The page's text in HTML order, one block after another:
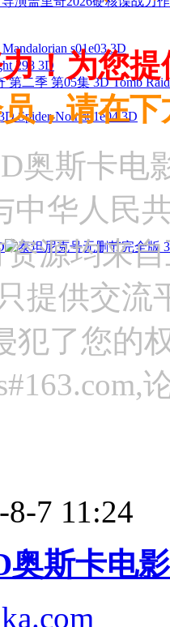
s01e03 3D
298 3D
二季 第05集 3D Tomb
Spider-Noir s01e04 3D
！为您
，请在
奥斯卡电
中华人民
源均来
提供交流
犯了您的
7 11:24
奥斯卡电